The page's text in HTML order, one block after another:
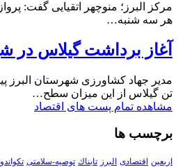
مرکز البرز؛ منوچهر اتقیایی گفت:
هر سه شنبه…
آغاز برداشت گیلاس در
تن گیلاس از این میزان سطح…
مشاهده تمام پست های اقتصاد
برچسب ها
اربعین اقتصادی البرز تابناك توصیه-سلامتی تکواندو